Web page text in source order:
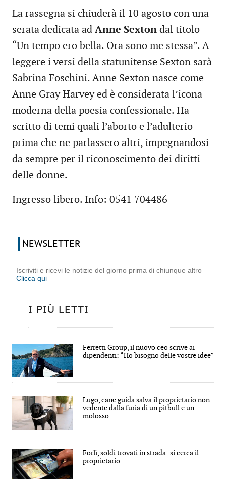
La rassegna si chiuderà il 10 agosto con una
serata dedicata ad Anne Sexton dal titolo
“Un tempo ero bella. Ora sono me stessa”. A
leggere i versi della statunitense Sexton sarà
Sabrina Foschini. Anne Sexton nasce come
Anne Gray Harvey ed è considerata l’icona
moderna della poesia confessionale. Ha
scritto di temi quali l’aborto e l’adulterio
prima che ne parlassero altri, impegnandosi
da sempre per il riconoscimento dei diritti
delle donne.
Ingresso libero. Info: 0541 704486
NEWSLETTER
Iscriviti e ricevi le notizie del giorno prima di chiunque altro
Clicca qui
I PIÙ LETTI
Ferretti Group, il nuovo ceo scrive ai
dipendenti: “Ho bisogno delle vostre idee”
Lugo, cane guida salva il proprietario non
vedente dalla furia di un pitbull e un
molosso
Forlì, soldi trovati in strada: si cerca il
proprietario